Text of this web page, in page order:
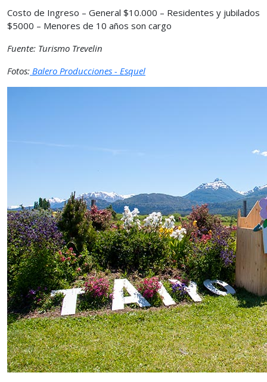
Costo de Ingreso – General $10.000 – Residentes y jubilados
$5000 – Menores de 10 años son cargo
Fuente: Turismo Trevelin
Fotos: Balero Producciones - Esquel